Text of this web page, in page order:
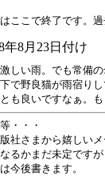
はここで終了です。
年8月23日付け
しい雨。でも常備の
で野良猫が雨宿り
も良いですなぁ。も
・・・
社さまから嬉しいメ
るかまだ未定ですが
今後書きます。